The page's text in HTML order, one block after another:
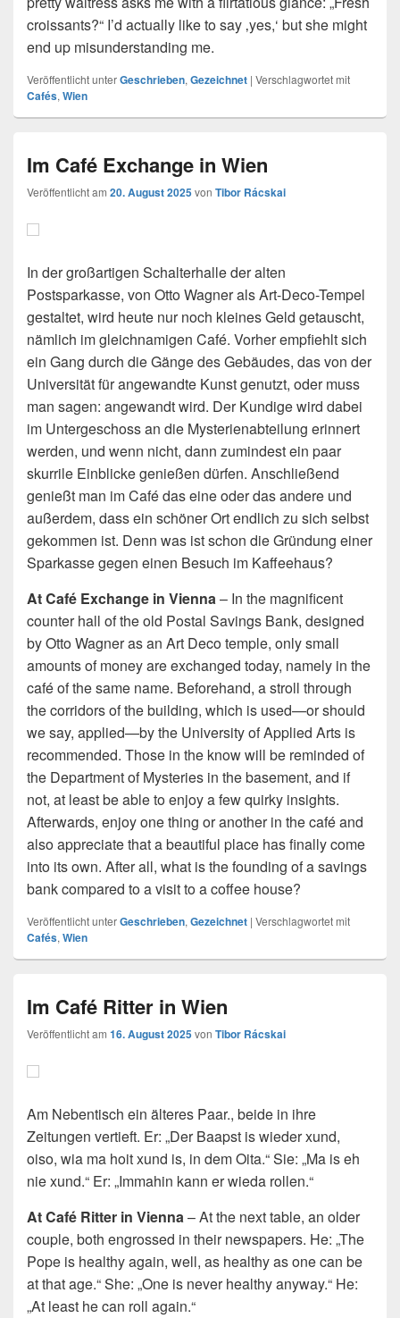
croissants?“ I’d actually like to say ‚yes,‘ but she might
end up misunderstanding me.
Veröffentlicht unterGeschrieben,Gezeichnet | Verschlagwortet mit
Cafés,Wien
Im Café Exchange in Wien
Veröffentlicht am 20. August 2025von Tibor Rácskai
In der großartigen Schalterhalle der alten
Postsparkasse, von Otto Wagner als Art-Deco-Tempel
gestaltet, wird heute nur noch kleines Geld getauscht,
nämlich im gleichnamigen Café. Vorher empfiehlt sich
ein Gang durch die Gänge des Gebäudes, das von der
Universität für angewandte Kunst genutzt, oder muss
man sagen: angewandt wird. Der Kundige wird dabei
im Untergeschoss an die Mysterienabteilung erinnert
werden, und wenn nicht, dann zumindest ein paar
skurrile Einblicke genießen dürfen. Anschließend
genießt man im Café das eine oder das andere und
außerdem, dass ein schöner Ort endlich zu sich selbst
gekommen ist. Denn was ist schon die Gründung einer
Sparkasse gegen einen Besuch im Kaffeehaus?
At Café Exchange in Vienna– In the magnificent
counter hall of the old Postal Savings Bank, designed
by Otto Wagner as an Art Deco temple, only small
amounts of money are exchanged today, namely in the
café of the same name. Beforehand, a stroll through
the corridors of the building, which is used—or should
we say, applied—by the University of Applied Arts is
recommended. Those in the know will be reminded of
the Department of Mysteries in the basement, and if
not, at least be able to enjoy a few quirky insights.
Afterwards, enjoy one thing or another in the café and
also appreciate that a beautiful place has finally come
into its own. After all, what is the founding of a savings
bank compared to a visit to a coffee house?
Veröffentlicht unterGeschrieben,Gezeichnet | Verschlagwortet mit
Cafés,Wien
Im Café Ritter in Wien
Veröffentlicht am 16. August 2025von Tibor Rácskai
Am Nebentisch ein älteres Paar., beide in ihre
Zeitungen vertieft. Er: „Der Baapst is wieder xund,
oiso, wia ma hoit xund is, in dem Oita.“ Sie: „Ma is eh
nie xund.“ Er: „Immahin kann er wieda rollen.“
At Café Ritter in Vienna– At the next table, an older
couple, both engrossed in their newspapers. He: „The
Pope is healthy again, well, as healthy as one can be
at that age.“ She: „One is never healthy anyway.“ He:
„At least he can roll again.“